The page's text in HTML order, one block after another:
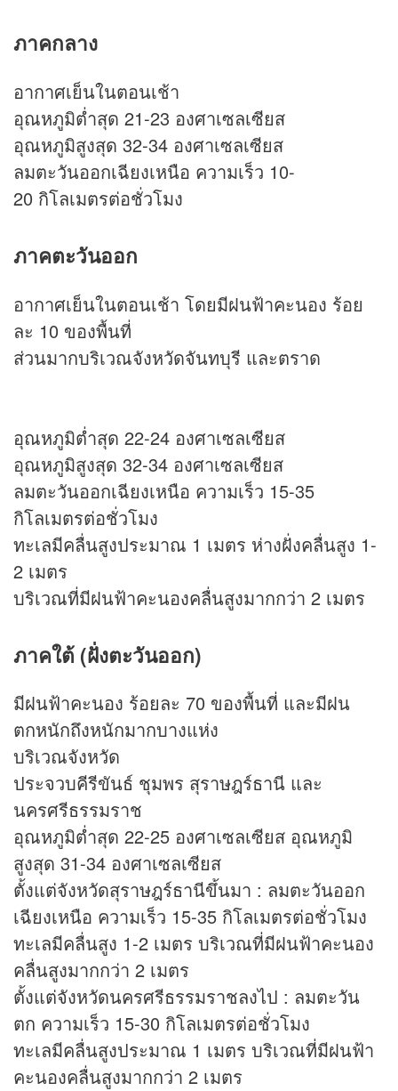
ภาคกลาง
อากาศเย็นในตอนเช้า
อุณหภูมิต่ำสุด 21-23 องศาเซลเซียส
อุณหภูมิสูงสุด 32-34 องศาเซลเซียส
ลมตะวันออกเฉียงเหนือ ความเร็ว 10-
20 กิโลเมตรต่อชั่วโมง
ภาคตะวันออก
อากาศเย็นในตอนเช้า โดยมีฝนฟ้าคะนอง ร้อย
ละ 10 ของพื้นที่
ส่วนมากบริเวณจังหวัดจันทบุรี และตราด
อุณหภูมิต่ำสุด 22-24 องศาเซลเซียส
อุณหภูมิสูงสุด 32-34 องศาเซลเซียส
ลมตะวันออกเฉียงเหนือ ความเร็ว 15-35
กิโลเมตรต่อชั่วโมง
ทะเลมีคลื่นสูงประมาณ 1 เมตร ห่างฝั่งคลื่นสูง 1-
2 เมตร
บริเวณที่มีฝนฟ้าคะนองคลื่นสูงมากกว่า 2 เมตร
ภาคใต้ (ฝั่งตะวันออก)
มีฝนฟ้าคะนอง ร้อยละ 70 ของพื้นที่ และมีฝน
ตกหนักถึงหนักมากบางแห่ง
บริเวณจังหวัด
ประจวบคีรีขันธ์ ชุมพร สุราษฎร์ธานี และ
นครศรีธรรมราช
อุณหภูมิต่ำสุด 22-25 องศาเซลเซียส อุณหภูมิ
สูงสุด 31-34 องศาเซลเซียส
ตั้งแต่จังหวัดสุราษฎร์ธานีขึ้นมา : ลมตะวันออก
เฉียงเหนือ ความเร็ว 15-35 กิโลเมตรต่อชั่วโมง
ทะเลมีคลื่นสูง 1-2 เมตร บริเวณที่มีฝนฟ้าคะนอง
คลื่นสูงมากกว่า 2 เมตร
ตั้งแต่จังหวัดนครศรีธรรมราชลงไป : ลมตะวัน
ตก ความเร็ว 15-30 กิโลเมตรต่อชั่วโมง
ทะเลมีคลื่นสูงประมาณ 1 เมตร บริเวณที่มีฝนฟ้า
คะนองคลื่นสูงมากกว่า 2 เมตร